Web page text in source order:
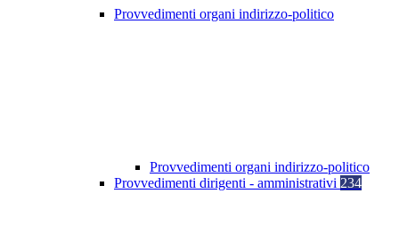
Provvedimenti organi indirizzo-politico
Provvedimenti organi indirizzo-politico
Provvedimenti dirigenti - amministrativi 234